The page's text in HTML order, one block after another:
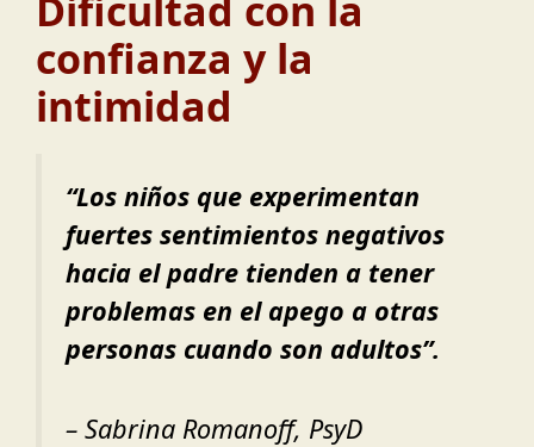
Dificultad con la
confianza y la
intimidad
“Los niños que experimentan
fuertes sentimientos negativos
hacia el padre tienden a tener
problemas en el apego a otras
personas cuando son adultos”.
– Sabrina Romanoff, PsyD